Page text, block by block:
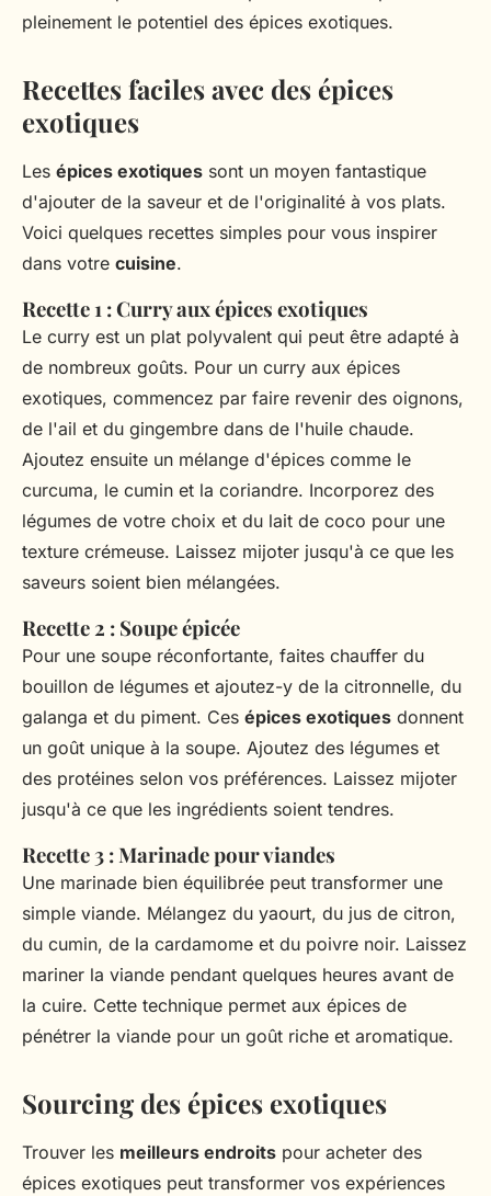
pleinement le potentiel des épices exotiques.
Recettes faciles avec des épices
exotiques
Les épices exotiques sont un moyen fantastique
d'ajouter de la saveur et de l'originalité à vos plats.
Voici quelques recettes simples pour vous inspirer
dans votre cuisine.
Recette 1 : Curry aux épices exotiques
Le curry est un plat polyvalent qui peut être adapté à
de nombreux goûts. Pour un curry aux épices
exotiques, commencez par faire revenir des oignons,
de l'ail et du gingembre dans de l'huile chaude.
Ajoutez ensuite un mélange d'épices comme le
curcuma, le cumin et la coriandre. Incorporez des
légumes de votre choix et du lait de coco pour une
texture crémeuse. Laissez mijoter jusqu'à ce que les
saveurs soient bien mélangées.
Recette 2 : Soupe épicée
Pour une soupe réconfortante, faites chauffer du
bouillon de légumes et ajoutez-y de la citronnelle, du
galanga et du piment. Ces épices exotiques donnent
un goût unique à la soupe. Ajoutez des légumes et
des protéines selon vos préférences. Laissez mijoter
jusqu'à ce que les ingrédients soient tendres.
Recette 3 : Marinade pour viandes
Une marinade bien équilibrée peut transformer une
simple viande. Mélangez du yaourt, du jus de citron,
du cumin, de la cardamome et du poivre noir. Laissez
mariner la viande pendant quelques heures avant de
la cuire. Cette technique permet aux épices de
pénétrer la viande pour un goût riche et aromatique.
Sourcing des épices exotiques
Trouver les meilleurs endroits pour acheter des
épices exotiques peut transformer vos expériences